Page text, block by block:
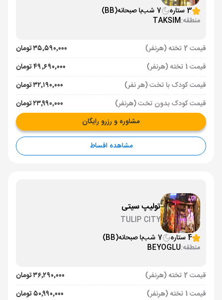
3 ستاره
7 شب با صبحانه(BB)
منطقه:TAKSIM
قیمت 2 تخته (هرنفر)
۳۵٬۵۹۰٬۰۰۰ تومان
قیمت 1 تخته (هرنفر)
۴۹٬۶۹۰٬۰۰۰ تومان
قیمت کودک با تخت (هر نفر)
۳۲٬۱۹۰٬۰۰۰ تومان
قیمت کودک بدون تخت (هرنفر)
۲۳٬۹۹۰٬۰۰۰ تومان
مشاوره و رزرو رایگان
مشاهده اقساط
تولیپ سیتی
TULIP CITY
4 ستاره
7 شب با صبحانه(BB)
منطقه:BEYOGLU
قیمت 2 تخته (هرنفر)
۳۶٬۲۹۰٬۰۰۰ تومان
قیمت 1 تخته (هرنفر)
۵۰٬۹۹۰٬۰۰۰ تومان